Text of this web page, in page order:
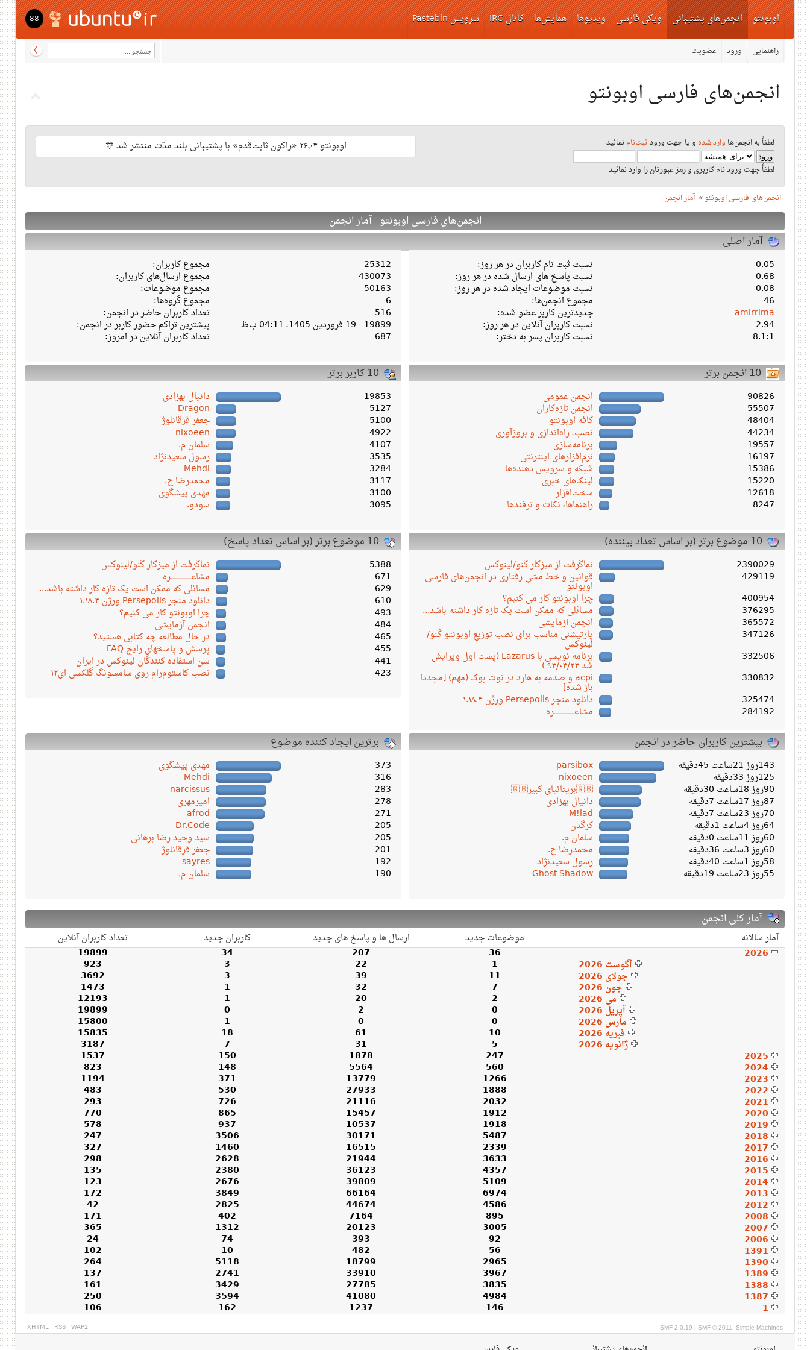
اوبونتو انجمن‌های پشتیبانی
راهنمایی ورود عضویت
ویکی فارسی ویدیوها همایش‌ها کانال IRC سرویس Pastebin 88
انجمن‌های فارسی اوبونتو
لطفاً به انجمن‌ها وارد شده و یا جهت ورودثبت‌نامنمائید
لطفاً جهت ورود نام کاربری و رمز عبورتان را وارد نمائید
اوبونتو ۲۶٫۰۴ «راکون ثابت‌قدم» با پشتیبانی بلند مدّت منتشر شد 🎊
انجمن‌های فارسی اوبونتو» آمار انجمن
انجمن‌های فارسی اوبونتو - آمار انجمن
آمار اصلی
مجموع کاربران: 25312
مجموع ارسال‌های کاربران: 430073
مجموع موضوعات: 50163
مجموع گروه‌ها: 6
تعداد کاربران حاضر در انجمن: 516
بیشترین تراکم حضور کاربر در انجمن: 19899 - 19 فروردین 1405، 04:11 ب‌ظ
تعداد کاربران آنلاین در امروز: 687
نسبت ثبت نام کاربران در هر روز: 0.05
نسبت پاسخ های ارسال شده در هر روز: 0.68
نسبت موضوعات ایجاد شده در هر روز: 0.08
مجموع انجمن‌ها: 46
جدیدترین کاربر عضو شده: amirrima
نسبت کاربران آنلاین در هر روز: 2.94
نسبت کاربران پسر به دختر: 8.1:1
10 کاربر برتر
دانیال بهزادی 19853
Dragon- 5127
جعفر فرقانلوژ 5100
nixoeen 4922
سلمان م. 4107
رسول سعیدنژاد 3535
Mehdi 3284
محمدرضا ح. 3117
مهدی پیشگوی 3100
سودو. 3095
10 انجمن برتر
انجمن عمومی 90826
انجمن تازه‌کاران 55507
کافه اوبونتو 48404
نصب، راه‌اندازی و بروزآوری 44234
برنامه‌سازی 19557
نرم‌افزارهای اینترنتی 16197
شبکه و سرویس‌ دهنده‌ها 15386
لینک‌های خبری 15220
سخت‌افزار 12618
راهنماها، نکات و ترفندها 8247
10 موضوع برتر (بر اساس تعداد پاسخ)
نماگرفت از میزکار گنو/لینوکس 5388
مشاعـــــــــــــــــره 671
مسائلی که ممکن است یک تازه کار داشته باشد... 629
دانلود منجر Persepolis ورژن ۱.۱۸.۴ 610
چرا اوبونتو کار می کنیم؟ 493
انجمن آزمایشی 484
در حال مطالعه چه کتابی هستید؟ 465
پرسش و پاسخهای رایج FAQ 455
سن استفاده کنندگان لینوکس در ایران 441
نصب کاستوم‌رام روی سامسونگ گلکسی ای۱۲ 423
10 موضوع برتر (بر اساس تعداد بیننده)
نماگرفت از میزکار گنو/لینوکس 2390029
قوانین و خط مشیِ رفتاری در انجمن‌های فارسی
اوبونتو
429119
چرا اوبونتو کار می کنیم؟
400954
مسائلی که ممکن است یک تازه کار داشته باشد... 376295
انجمن آزمایشی 365572
پارتیشنی مناسب برای نصب توزیع اوبونتو گنو/
لینوکس
347126
برنامه نویسی با Lazarus (پست اول ویرایش
شد ۹۳/۰۴/۲۳ )
332506
acpi و صدمه به هارد در نوت بوک (مهم) [مجددا
باز شده]
330832
دانلود منجر Persepolis ورژن ۱.۱۸.۴
325474
مشاعـــــــــــــــــره 284192
برترین ایجاد کننده موضوع
مهدی پیشگوی 373
Mehdi 316
narcissus 283
امیرمهری 278
afrod 271
Dr.Code 205
سید وحید رضا برهانی 205
جعفر فرقانلوژ 201
sayres 192
سلمان م. 190
بیشترین کاربران حاضر در انجمن
parsibox 143روز 21ساعت 45دقیقه
nixoeen 125روز 33دقیقه
🇬🇧بریتانیای کبیر🇬🇧 90روز 18ساعت 30دقیقه
دانیال بهزادی 87روز 17ساعت 7دقیقه
M!lad 70روز 23ساعت 7دقیقه
کرگدن 64روز 4ساعت 1دقیقه
سلمان م. 60روز 11ساعت 0دقیقه
محمدرضا ح. 60روز 3ساعت 36دقیقه
رسول سعیدنژاد 58روز 1ساعت 40دقیقه
Ghost Shadow 55روز 23ساعت 19دقیقه
آمار کلی انجمن
آمار سالانه موضوعات جدید ارسال ها و پاسخ های جدید کاربران جدید
تعداد کاربران آنلاین
2026
36
207
34
19899
آگوست 2026 1
22
3
923
جولای 2026 11
39
3
3692
جون 2026 7
32
1
1473
می 2026 2
20
1
12193
آپریل 2026 0
2
0
19899
مارس 2026 0
0
1
15800
فبریه 2026 10
61
18
15835
ژانویه 2026 5
31
7
3187
2025
247
1878
150
1537
2024
560
5564
148
823
2023
1266
13779
371
1194
2022
1888
27933
530
483
2021
2032
21116
726
293
2020
1912
15457
865
770
2019
1918
10537
937
578
2018
5487
30171
3506
247
2017
2339
16515
1460
327
2016
3633
21944
2628
298
2015
4357
36123
2380
135
2014
5109
39809
2676
123
2013
6974
66164
3849
172
2012
4586
44674
2825
42
2008
895
7164
402
171
2007
3005
20123
1312
365
2006
92
393
74
24
1391
56
482
10
102
1390
2965
18799
5118
264
1389
3967
33910
2741
137
1388
3835
27785
3429
161
1387
4984
41080
3594
250
1
146
1237
162
106
XHTML RSS WAP2 SMF 2.0.19 | SMF © 2011 Simple Machines